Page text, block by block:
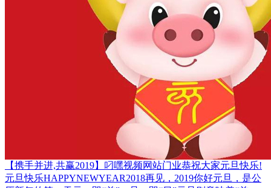
【携手并进,共赢2019】叼嘿视频网站门业恭祝大家元旦快乐!
元旦快乐HAPPYNEWYEAR2018再见，2019你好元旦，是公